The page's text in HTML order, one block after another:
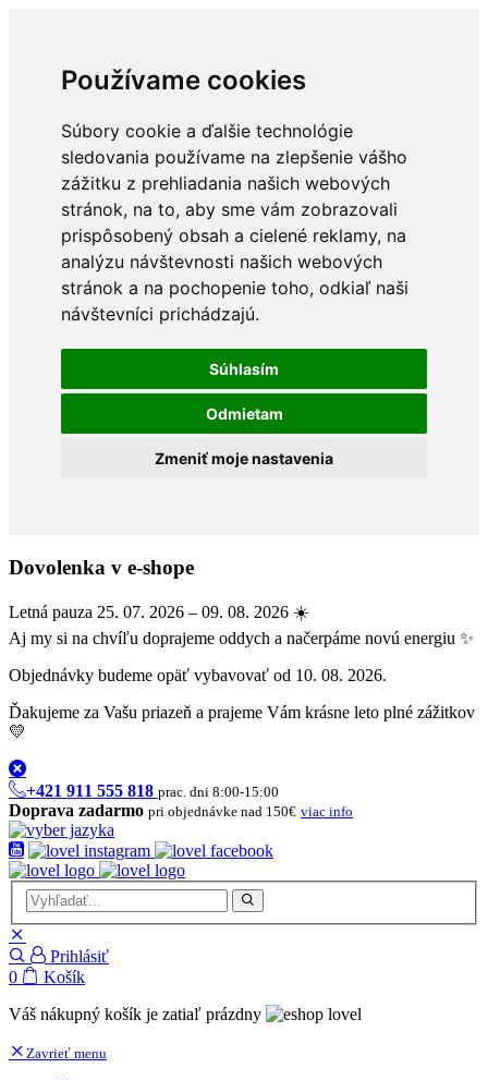
Používame cookies
Súbory cookie a ďalšie technológie
sledovania používame na zlepšenie vášho
zážitku z prehliadania našich webových
stránok, na to, aby sme vám zobrazovali
prispôsobený obsah a cielené reklamy, na
analýzu návštevnosti našich webových
stránok a na pochopenie toho, odkiaľ naši
návštevníci prichádzajú.
Súhlasím
Odmietam
Zmeniť moje nastavenia
Dovolenka v e-shope
Letná pauza 25. 07. 2026 – 09. 08. 2026 ☀️
Aj my si na chvíľu doprajeme oddych a načerpáme novú energiu ✨
Objednávky budeme opäť vybavovať od 10. 08. 2026.
Ďakujeme za Vašu priazeň a prajeme Vám krásne leto plné zážitkov
💛
+421 911 555 818 prac. dni 8:00-15:00
Doprava zadarmo pri objednávke nad 150€ viac info
Prihlásiť
0
Košík
Váš nákupný košík je zatiaľ prázdny
Zavrieť menu